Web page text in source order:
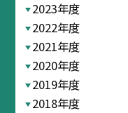
2023年度
2022年度
2021年度
2020年度
2019年度
2018年度